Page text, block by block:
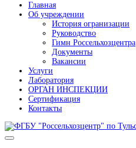
Главная
Об учреждении
История огранизации
Руководство
Гимн Россельхозцентра
Документы
Вакансии
Услуги
Лаборатория
ОРГАН ИНСПЕКЦИИ
Сертификация
Контакты